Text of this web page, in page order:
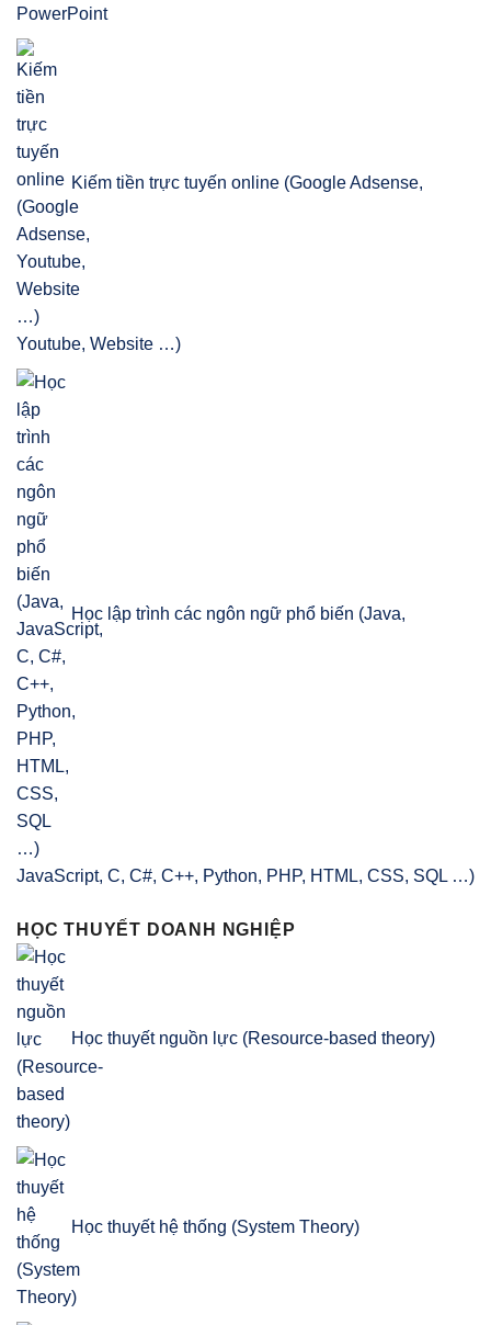
Kiếm tiền trực tuyến online (Google Adsense,
Youtube, Website …)
Học lập trình các ngôn ngữ phổ biến (Java,
JavaScript, C, C#, C++, Python, PHP, HTML, CSS, SQL …)
HỌC THUYẾT DOANH NGHIỆP
Học thuyết nguồn lực (Resource-based theory)
Học thuyết hệ thống (System Theory)